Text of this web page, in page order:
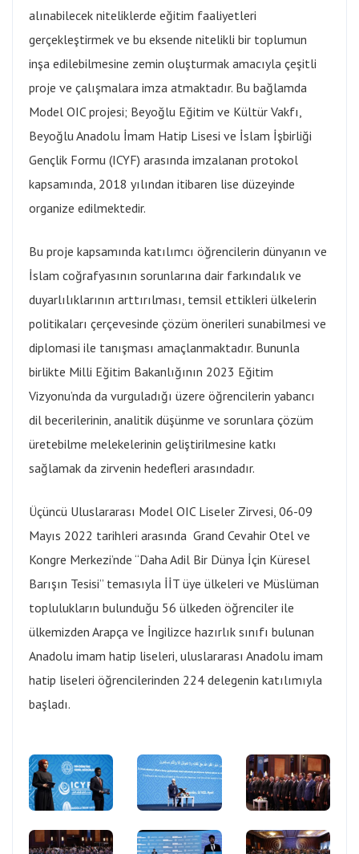
alınabilecek niteliklerde eğitim faaliyetleri
gerçekleştirmek ve bu eksende nitelikli bir toplumun
inşa edilebilmesine zemin oluşturmak amacıyla çeşitli
proje ve çalışmalara imza atmaktadır. Bu bağlamda
Model OIC projesi; Beyoğlu Eğitim ve Kültür Vakfı,
Beyoğlu Anadolu İmam Hatip Lisesi ve İslam İşbirliği
Gençlik Formu (ICYF) arasında imzalanan protokol
kapsamında, 2018 yılından itibaren lise düzeyinde
organize edilmektedir.
Bu proje kapsamında katılımcı öğrencilerin dünyanın ve
İslam coğrafyasının sorunlarına dair farkındalık ve
duyarlılıklarının arttırılması, temsil ettikleri ülkelerin
politikaları çerçevesinde çözüm önerileri sunabilmesi ve
diplomasi ile tanışması amaçlanmaktadır. Bununla
birlikte Milli Eğitim Bakanlığının 2023 Eğitim
Vizyonu’nda da vurguladığı üzere öğrencilerin yabancı
dil becerilerinin, analitik düşünme ve sorunlara çözüm
üretebilme melekelerinin geliştirilmesine katkı
sağlamak da zirvenin hedefleri arasındadır.
Üçüncü Uluslararası Model OIC Liseler Zirvesi, 06-09
Mayıs 2022 tarihleri arasında Grand Cevahir Otel ve
Kongre Merkezi’nde “Daha Adil Bir Dünya İçin Küresel
Barışın Tesisi” temasıyla İİT üye ülkeleri ve Müslüman
toplulukların bulunduğu 56 ülkeden öğrenciler ile
ülkemizden Arapça ve İngilizce hazırlık sınıfı bulunan
Anadolu imam hatip liseleri, uluslararası Anadolu imam
hatip liseleri öğrencilerinden 224 delegenin katılımıyla
başladı.